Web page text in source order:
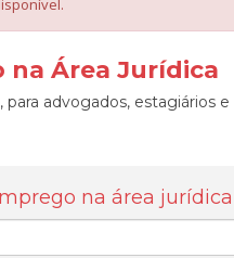
na Área Jurídica
para advogados, estagiários
na área jurídica